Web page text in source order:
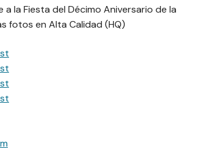
la Fiesta del Décimo Aniversario de la
fotos en Alta Calidad (HQ)